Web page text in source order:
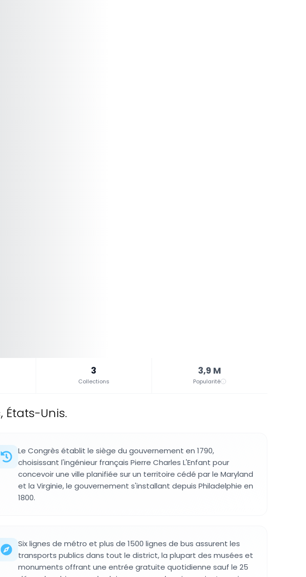
3
Collections
3,9 M
Popularité
Unis.
Le Congrès établit le siège du gouvernement en 1790,
choisissant l'ingénieur français Pierre Charles L'Enfant pour
concevoir une ville planifiée sur un territoire cédé par le Maryland
et la Virginie, le gouvernement s'installant depuis Philadelphie en
1800.
Six lignes de métro et plus de 1500 lignes de bus assurent les
transports publics dans tout le district, la plupart des musées et
monuments offrant une entrée gratuite quotidienne sauf le 25